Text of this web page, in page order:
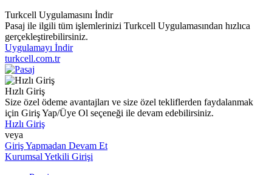
Turkcell Uygulamasını İndir
Pasaj ile ilgili tüm işlemlerinizi Turkcell Uygulamasından hızlıca
gerçekleştirebilirsiniz.
Uygulamayı İndir
turkcell.com.tr
Hızlı Giriş
Size özel ödeme avantajları ve size özel tekliflerden faydalanmak
için Giriş Yap/Üye Ol seçeneği ile devam edebilirsiniz.
Hızlı Giriş
veya
Giriş Yapmadan Devam Et
Kurumsal Yetkili Girişi